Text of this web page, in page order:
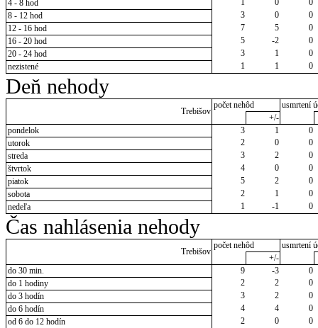
4 - 8 hod
1 0
0
8 - 12 hod
3 0
0
12 - 16 hod
7 5
0
16 - 20 hod
5 -2
0
20 - 24 hod
3 1
0
nezistené
1 1 0
Deň nehody
Trebišov
počet nehôd
usmrtení
+/-
pondelok
3 1
0
utorok
2 0
0
streda
3 2
0
štvrtok
4 0
0
piatok
5 2
0
sobota
2 1
0
nedeľa
1 -1 0
Čas nahlásenia nehody
Trebišov
počet nehôd
usmrtení
+/-
do 30 min.
9 -3
0
do 1 hodiny
2 2
0
do 3 hodín
3 2
0
do 6 hodín
4 4
0
od 6 do 12 hodín
2 0
0